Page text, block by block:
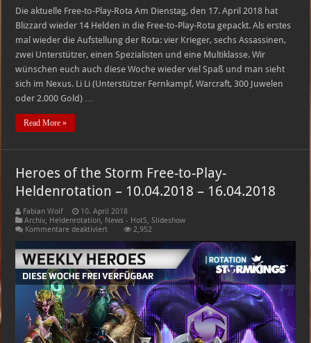
Die aktuelle Free-to-Play-Rota Am Dienstag, den 17. April 2018 hat
Blizzard wieder 14 Helden in die Free-to-Play-Rota gepackt. Als erstes
mal wieder die Aufstellung der Rota: vier Krieger, sechs Assassinen,
zwei Unterstützer, einen Spezialisten und eine Multiklasse. Wir
wünschen euch auch diese Woche wieder viel Spaß und man sieht
sich im Nexus. Li Li (Unterstützer Fernkampf, Warcraft, 300 Juwelen
oder 2.000 Gold) …
Read More »
Heroes of the Storm Free-to-Play-
Heldenrotation – 10.04.2018 – 16.04.2018
Fabian Wolf
10. April 2018
Archiv, Heldenrotation, News - HotS,Slideshow
Kommentare deaktiviertfür
of
the
Storm
Free-
to-
Play-
Heldenrotation
–
10.04.2018
–
16.04.2018
2,952